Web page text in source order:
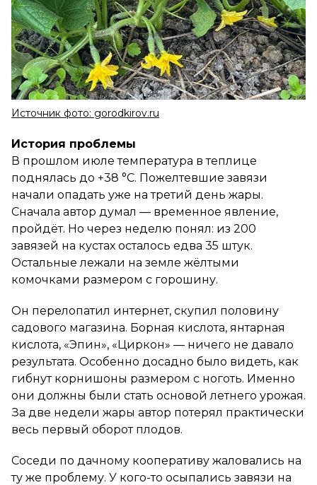
Источник фото: gorodkirov.ru
История проблемы
В прошлом июле температура в теплице
поднялась до +38 °C. Пожелтевшие завязи
начали опадать уже на третий день жары.
Сначала автор думал — временное явление,
пройдёт. Но через неделю понял: из 200
завязей на кустах осталось едва 35 штук.
Остальные лежали на земле жёлтыми
комочками размером с горошину.
Он перелопатил интернет, скупил половину
садового магазина. Борная кислота, янтарная
кислота, «Эпин», «Циркон» — ничего не давало
результата. Особенно досадно было видеть, как
гибнут корнишоны размером с ноготь. Именно
они должны были стать основой летнего урожая.
За две недели жары автор потерял практически
весь первый оборот плодов.
Соседи по дачному кооперативу жаловались на
ту же проблему. У кого-то осыпались завязи на